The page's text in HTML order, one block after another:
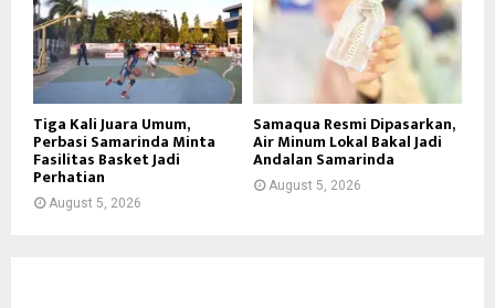
Tiga Kali Juara Umum,
Perbasi Samarinda Minta
Fasilitas Basket Jadi
Perhatian
August 5, 2026
Samaqua Resmi Dipasarkan,
Air Minum Lokal Bakal Jadi
Andalan Samarinda
August 5, 2026